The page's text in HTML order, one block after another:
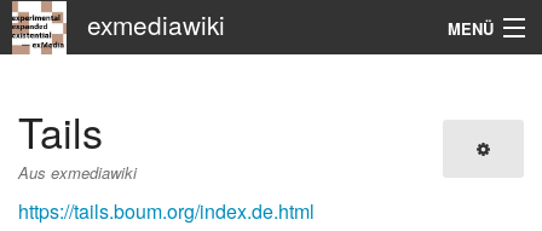
exmediawiki MENÜ
KHM
Suche
Tails
Aus exmediawiki
https://tails.boum.org/index.de.html